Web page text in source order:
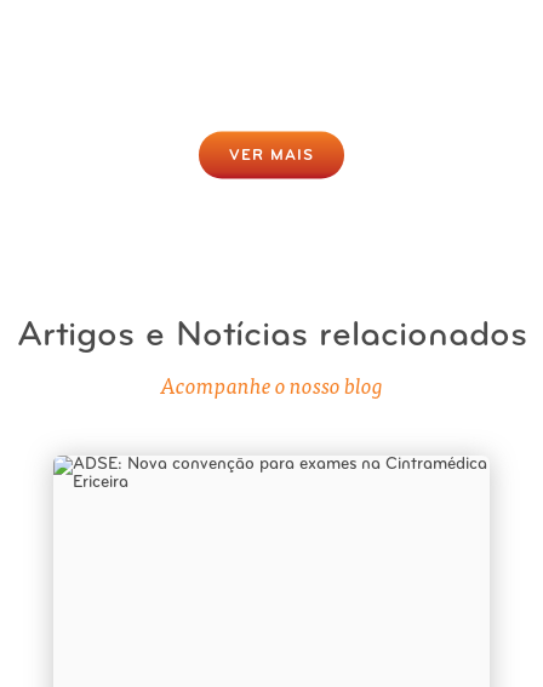
VER MAIS
Artigos e Notícias relacionados
Acompanhe o nosso blog